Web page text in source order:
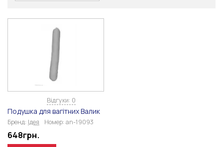
Відгуки: 0
Подушка для вагітних Валик
Бренд: Ідея Номер: an-19093
648грн.